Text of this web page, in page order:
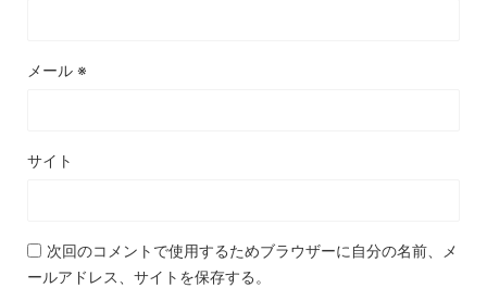
メール ※
サイト
次回のコメントで使用するためブラウザーに自分の名前、メ
ールアドレス、サイトを保存する。